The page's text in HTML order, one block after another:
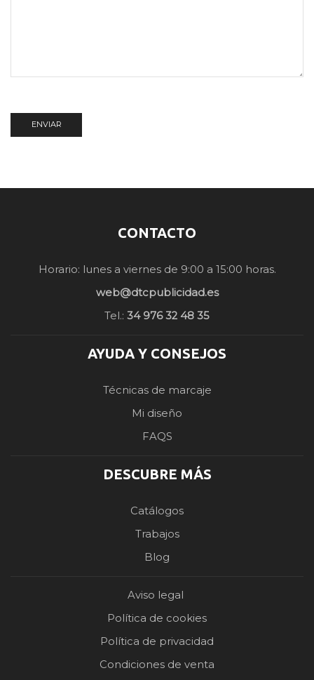
CONTACTO
Horario: lunes a viernes de 9:00 a 15:00 horas.
web@dtcpublicidad.es
Tel.: 34 976 32 48 35
AYUDA Y CONSEJOS
Técnicas de marcaje
Mi diseño
FAQS
DESCUBRE MÁS
Catálogos
Trabajos
Blog
Aviso legal
Política de cookies
Política de privacidad
Condiciones de venta